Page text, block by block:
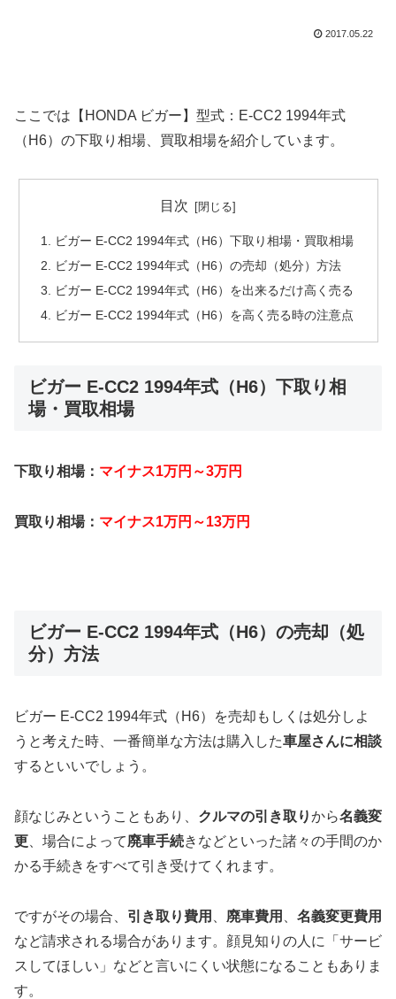
2017.05.22
ここでは【HONDA ビガー】型式：E-CC2 1994年式
（H6）の下取り相場、買取相場を紹介しています。
目次
ビガー E-CC2 1994年式（H6）下取り相場・買取相場
ビガー E-CC2 1994年式（H6）の売却（処分）方法
ビガー E-CC2 1994年式（H6）を出来るだけ高く売る
ビガー E-CC2 1994年式（H6）を高く売る時の注意点
ビガー E-CC2 1994年式（H6）下取り相
場・買取相場
下取り相場： マイナス1万円～3万円
買取り相場： マイナス1万円～13万円
ビガー E-CC2 1994年式（H6）の売却（処
分）方法
ビガー E-CC2 1994年式（H6）を売却もしくは処分しよ
うと考えた時、一番簡単な方法は購入した車屋さんに相談
するといいでしょう。
顔なじみということもあり、 クルマの引き取りから名義変
更 、場合によって廃車手続きなどといった諸々の手間のか
かる手続きをすべて引き受けてくれます。
ですがその場合、 引き取り費用 廃車費用
名義変更費用
など請求される場合があります。顔見知りの人に「サービ
スしてほしい」などと言いにくい状態になることもありま
す。